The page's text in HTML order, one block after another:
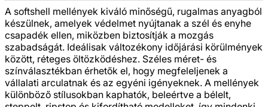
A softshell mellények kiváló minőségű, rugalmas anyagból
készülnek, amelyek védelmet nyújtanak a szél és enyhe
csapadék ellen, miközben biztosítják a mozgás
szabadságát. Ideálisak változékony időjárási körülmények
között, réteges öltözködéshez. Széles méret- és
színválasztékban érhetők el, hogy megfeleljenek a
vállalati arculatnak és az egyéni igényeknek. A mellények
különböző stílusokban kaphatók, beleértve a bélelt,